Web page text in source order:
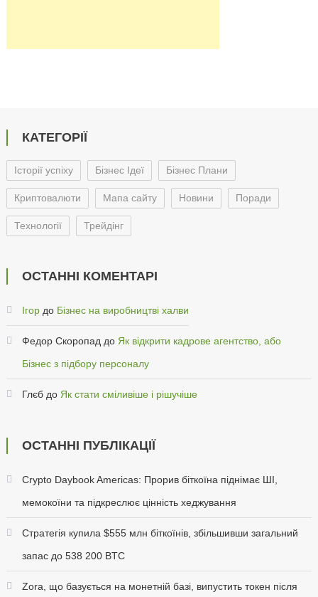
КАТЕГОРІЇ
Історії успіху Бізнес Ідеї Бізнес Плани
Криптовалюти Мапа сайту Новини Поради
Технології Трейдінг
ОСТАННІ КОМЕНТАРІ
Ігордо Бізнес на виробництві халви
Федор Скоропаддо Як відкрити кадрове агентство, або
Бізнес з підбору персоналу
Глєбдо Як стати сміливіше і рішучіше
ОСТАННІ ПУБЛІКАЦІЇ
Crypto Daybook Americas: Прорив біткоїна піднімає ШІ,
мемокоїни та підкреслює цінність хеджування
Стратегія купила $555 млн біткоїнів, збільшивши загальний
запас до 538 200 BTC
Zora, що базується на монетній базі, випустить токен після